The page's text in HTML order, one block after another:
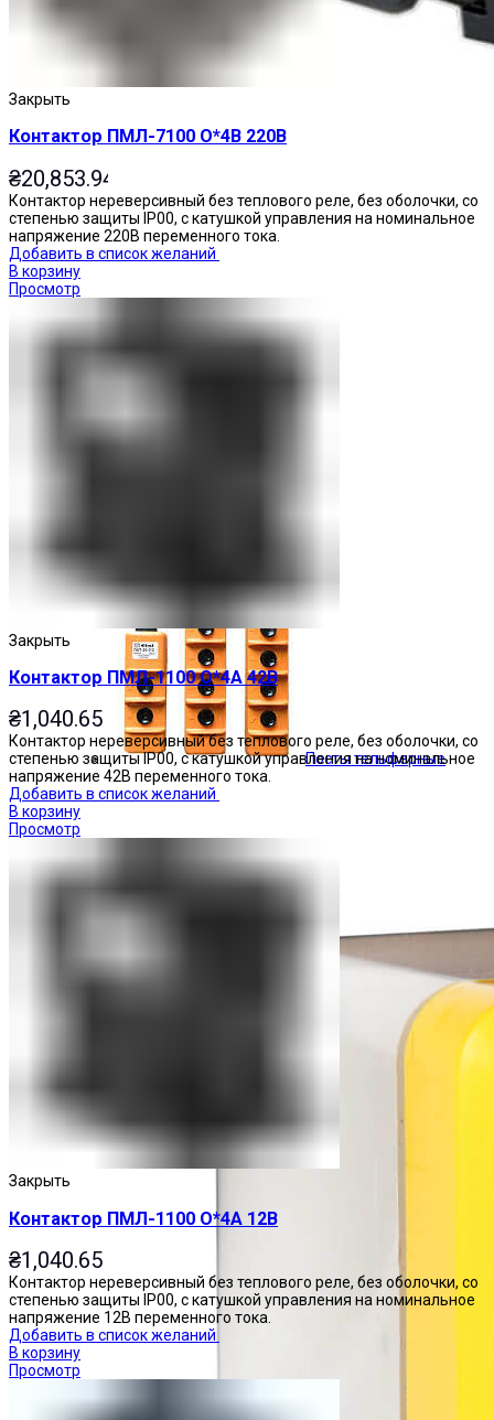
Кнопочные посты
Посты тельферные
Закрыть
Контактор ПМЛ-7100 О*4В 220В
₴20,853.94
Контактор нереверсивный без теплового реле, без оболочки, со
степенью защиты IP00, с катушкой управления на номинальное
напряжение 220В переменного тока.
Добавить в список желаний
В корзину
Просмотр
Закрыть
Контактор ПМЛ-1100 О*4А 42В
₴1,040.65
Контактор нереверсивный без теплового реле, без оболочки, со
степенью защиты IP00, с катушкой управления на номинальное
напряжение 42В переменного тока.
Добавить в список желаний
В корзину
Просмотр
Закрыть
Контактор ПМЛ-1100 О*4А 12В
₴1,040.65
Контактор нереверсивный без теплового реле, без оболочки, со
степенью защиты IP00, с катушкой управления на номинальное
напряжение 12В переменного тока.
Добавить в список желаний
В корзину
Просмотр